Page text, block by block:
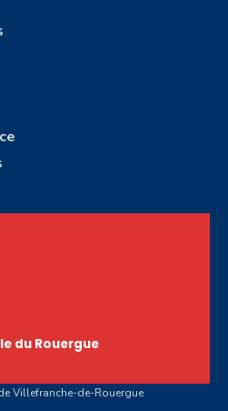
du Rouergue
Villefranche-de-Rouergue